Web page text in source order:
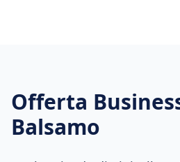
Offerta
Balsamo